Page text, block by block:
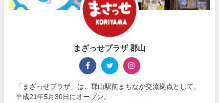
まざっせプラザ 郡山
「まざっせプラザ」は、郡山駅前まちなか交流拠点として、
平成21年5月30日にオープン。